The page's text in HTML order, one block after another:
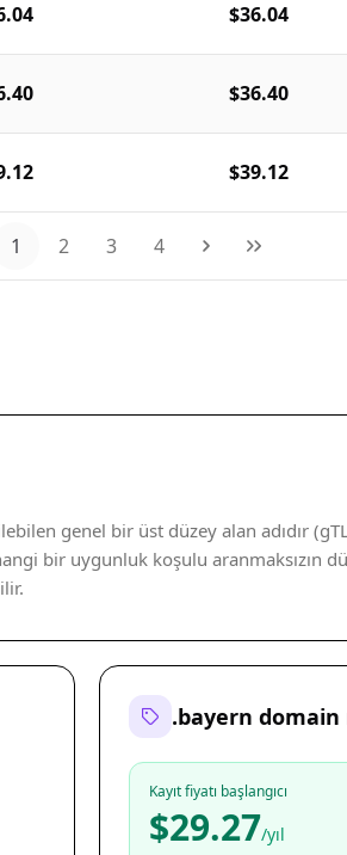
$36.04
$36.40
$39.12
1 2 3 4
genel bir üst düzey alan adıdır
bir uygunluk koşulu aranmaksızın
.bayern domain
Kayıt fiyatı başlangıcı
$29.27/yıl